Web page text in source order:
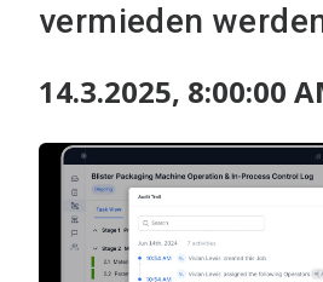
vermieden
14.3.2025, 8:00:00